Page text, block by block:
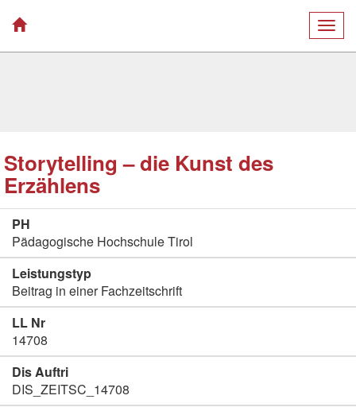
Storytelling – die Kunst des
Erzählens
PH
Pädagogische Hochschule Tirol
Leistungstyp
Beitrag in einer Fachzeitschrift
LL Nr
14708
Dis Auftri
DIS_ZEITSC_14708